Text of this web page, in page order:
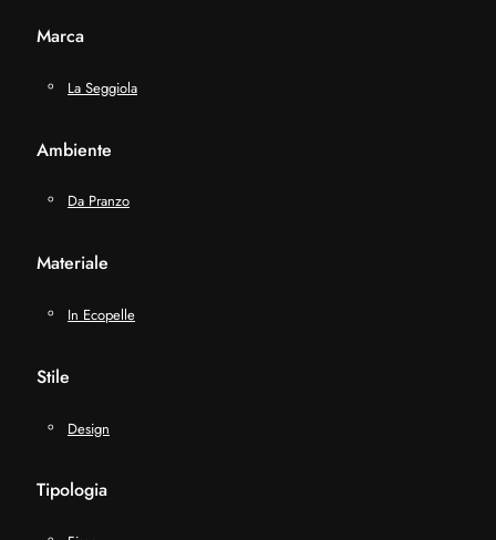
Marca
La Seggiola
Ambiente
Da Pranzo
Materiale
In Ecopelle
Stile
Design
Tipologia